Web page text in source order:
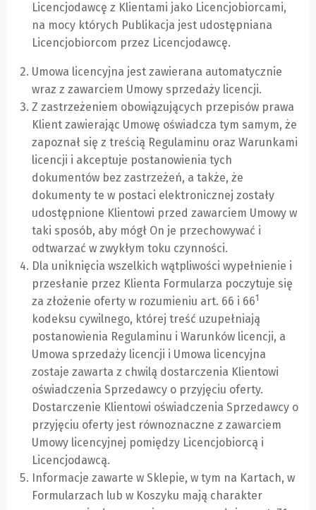
Licencjodawcę z Klientami jako Licencjobiorcami,
na mocy których Publikacja jest udostępniana
Licencjobiorcom przez Licencjodawcę.
Umowa licencyjna jest zawierana automatycznie
wraz z zawarciem Umowy sprzedaży licencji.
Z zastrzeżeniem obowiązujących przepisów prawa
Klient zawierając Umowę oświadcza tym samym, że
zapoznał się z treścią Regulaminu oraz Warunkami
licencji i akceptuje postanowienia tych
dokumentów bez zastrzeżeń, a także, że
dokumenty te w postaci elektronicznej zostały
udostępnione Klientowi przed zawarciem Umowy w
taki sposób, aby mógł On je przechowywać i
odtwarzać w zwykłym toku czynności.
Dla uniknięcia wszelkich wątpliwości wypełnienie i
przesłanie przez Klienta Formularza poczytuje się
za złożenie oferty w rozumieniu art. 66 i 661
kodeksu cywilnego, której treść uzupełniają
postanowienia Regulaminu i Warunków licencji, a
Umowa sprzedaży licencji i Umowa licencyjna
zostaje zawarta z chwilą dostarczenia Klientowi
oświadczenia Sprzedawcy o przyjęciu oferty.
Dostarczenie Klientowi oświadczenia Sprzedawcy o
przyjęciu oferty jest równoznaczne z zawarciem
Umowy licencyjnej pomiędzy Licencjobiorcą i
Licencjodawcą.
Informacje zawarte w Sklepie, w tym na Kartach, w
Formularzach lub w Koszyku mają charakter